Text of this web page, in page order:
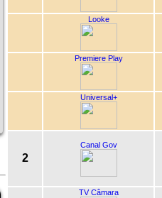
Looke
Premiere Play
Universal+
2
Canal Gov
TV Câmara